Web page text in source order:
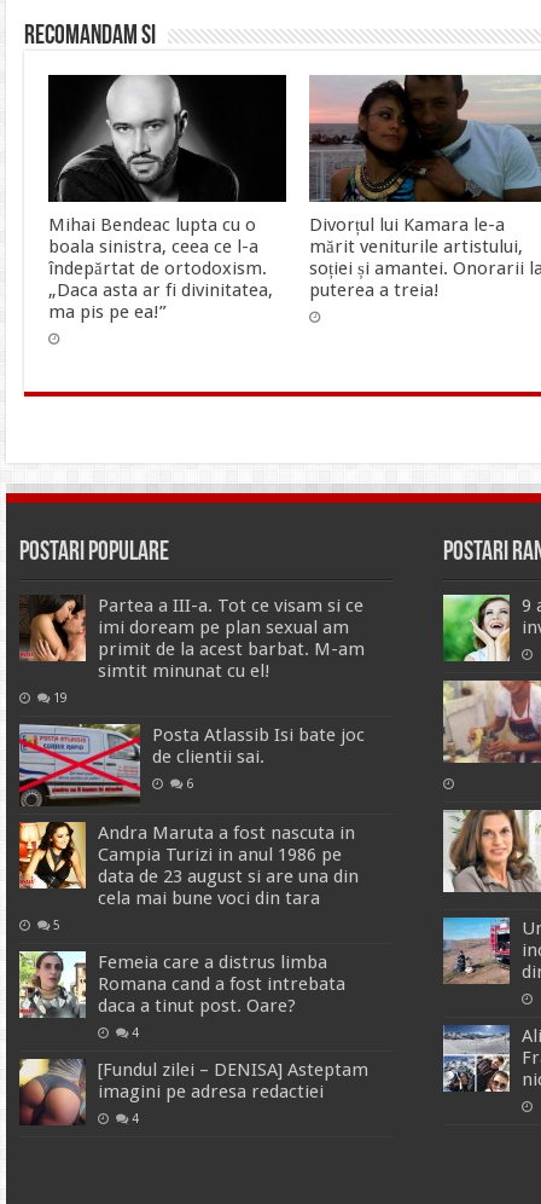
Recomandam si
Mihai Bendeac lupta cu o
boala sinistra, ceea ce l-a
îndepărtat de ortodoxism.
„Daca asta ar fi divinitatea,
ma pis pe ea!”
Divorțul lui Kamara le-a
mărit veniturile artistului,
soției și amantei. Onorarii
puterea a treia!
Postari Populare
Partea a III-a. Tot ce visam si ce
imi doream pe plan sexual am
primit de la acest barbat. M-am
simtit minunat cu el!
19
Posta Atlassib Isi bate joc
de clientii sai.
6
Andra Maruta a fost nascuta in
Campia Turizi in anul 1986 pe
data de 23 august si are una din
cela mai bune voci din tara
5
Femeia care a distrus limba
Romana cand a fost intrebata
daca a tinut post. Oare?
4
[Fundul zilei – DENISA] Asteptam
imagini pe adresa redactiei
4
Postari
9